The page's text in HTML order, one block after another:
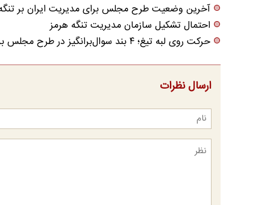
آخرین وضعیت طرح مجلس برای مدیریت ایران بر
احتمال تشکیل سازمان مدیریت تنگه هرمز
حرکت روی لبه تیغ؛ ۴ بند سوال‌برانگیز در طرح مجلس برای تنگه هرمز
ارسال نظرات